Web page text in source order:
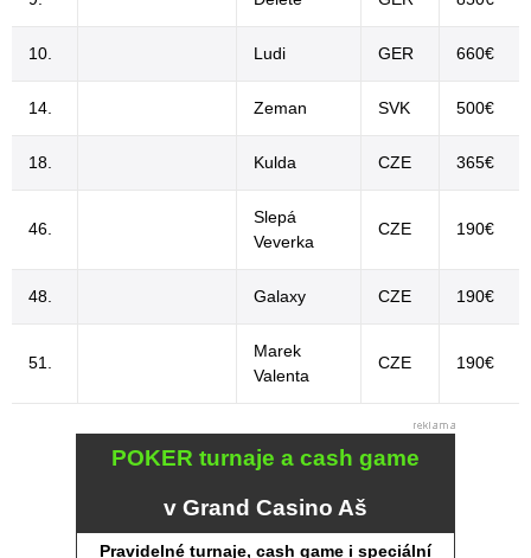
10. Ludi GER 660€
14. Zeman SVK 500€
18. Kulda CZE 365€
46.
Slepá
Veverka
CZE 190€
48. Galaxy CZE 190€
51.
Marek
Valenta
CZE 190€
POKER turnaje a cash game
v Grand Casino Aš
Pravidelné turnaje, cash game i speciální